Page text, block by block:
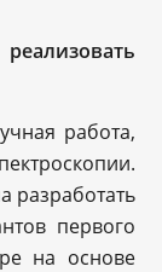
работа,
разработать
первого
на основе